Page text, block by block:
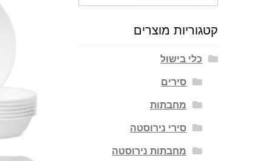
קטגוריות מוצרים
כלי בישול
סירים
מחבתות
סירי נירוסטה
מחבתות נירוסטה